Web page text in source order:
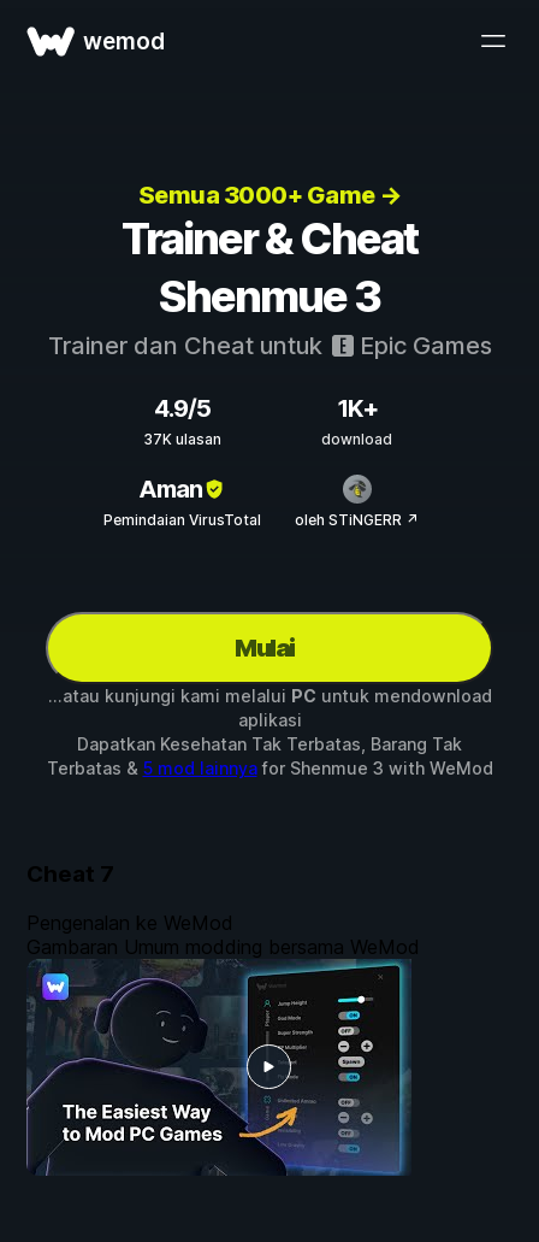
wemod
Semua 3000+ Game →
Trainer & Cheat
Shenmue 3
Trainer dan Cheat untuk Epic Games
4.9/5
37K ulasan
1K+
download
Aman
Pemindaian VirusTotal oleh STiNGERR ↗
Mulai
...atau kunjungi kami melalui PC untuk mendownload
aplikasi
Dapatkan Kesehatan Tak Terbatas, Barang Tak
Terbatas & 5 mod lainnyafor Shenmue 3 with WeMod
Cheat 7
Pengenalan ke WeMod
Gambaran Umum modding bersama WeMod